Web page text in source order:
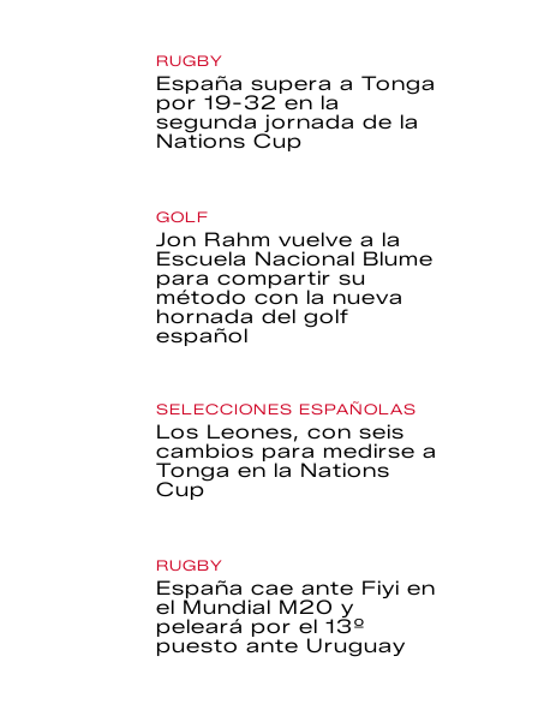
RUGBY
España supera a Tonga
por 19-32 en la
segunda jornada de la
Nations Cup
GOLF
Jon Rahm vuelve a la
Escuela Nacional Blume
para compartir su
método con la nueva
hornada del golf
español
SELECCIONES ESPAÑOLAS
Los Leones, con seis
cambios para medirse a
Tonga en la Nations
Cup
RUGBY
España cae ante Fiyi en
el Mundial M20 y
peleará por el 13º
puesto ante Uruguay